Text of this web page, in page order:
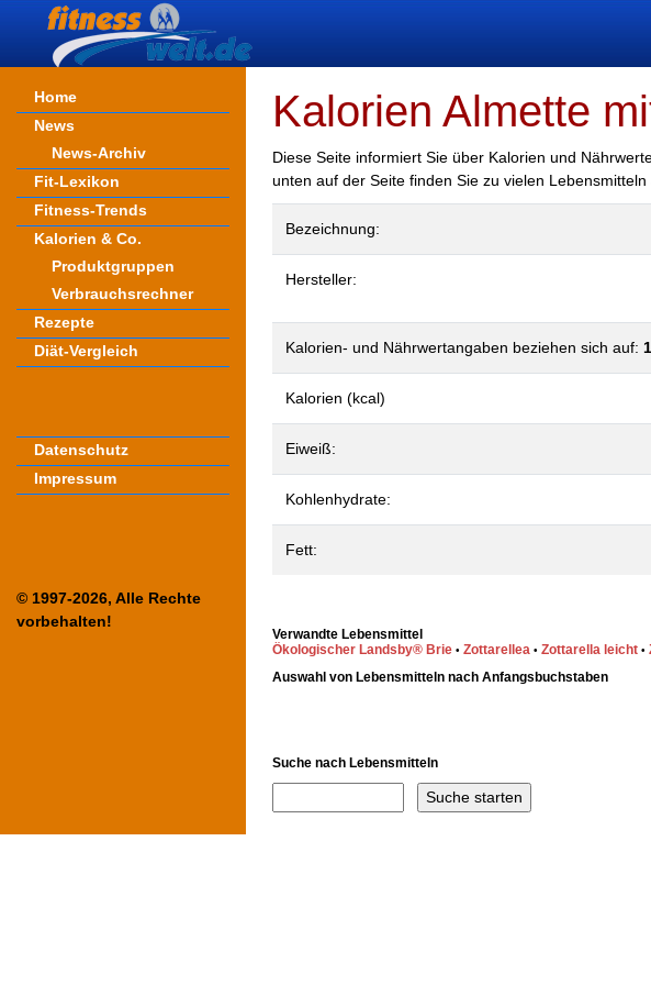
Home
News
News-Archiv
Fit-Lexikon
Fitness-Trends
Kalorien & Co.
Produktgruppen
Verbrauchsrechner
Rezepte
Diät-Vergleich
Datenschutz
Impressum
© 1997-2026, Alle Rechte
vorbehalten!
Kalorien Almette
Diese Seite informiert Sie über Kalorien und
unten auf der Seite finden Sie zu vielen
Bezeichnung:
Hersteller:
Kalorien- und Nährwertangaben beziehen sich auf:
Kalorien (kcal)
Eiweiß:
Kohlenhydrate:
Fett:
Verwandte Lebensmittel
Ökologischer Landsby® Brie • Zottarellea • Zottarella leicht •
Auswahl von Lebensmitteln nach Anfangsbuchstaben
Suche nach Lebensmitteln